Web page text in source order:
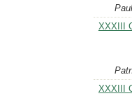
XXXIII
XXXIII